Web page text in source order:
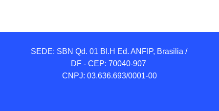
SEDE: SBN Qd. 01 BI.H Ed. ANFIP, Brasilia /
DF - CEP: 70040-907
CNPJ: 03.636.693/0001-00